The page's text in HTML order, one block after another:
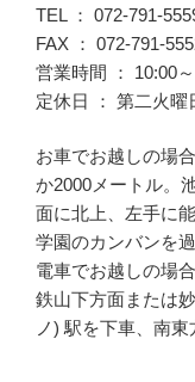
TEL ： 072-791-
FAX ： 072-791-
営業時間 ： 10:00
定休日 ： 第二火曜
お車でお越しの場
か2000メートル。
面に北上、左手に
学園のカンバンを
電車でお越しの場
鉄山下方面または
ノ) 駅を下車、南